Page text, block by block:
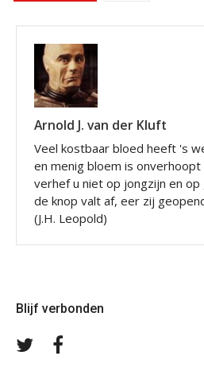
Arnold J. van der Kluft
Veel kostbaar bloed heeft 's
en menig bloem is
verhef u niet op jongzijn en op
de knop valt af, eer zij
(J.H. Leopold)
Blijf verbonden
Volg